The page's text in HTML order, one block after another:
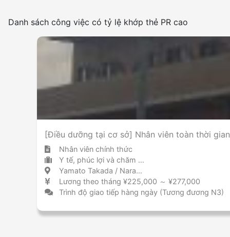
Tần suất sử dụng tiếng nhật
Cấm hút thuốc lá trong khu vực
Danh sách công việc có tỷ lệ khớp thẻ PR cao
[Điều dưỡng tại cơ sở] Nhân viên toàn thời
Nhân viên chính thức
Y tế, phúc lợi và chăm sóc cơ sở chăm sóc
Yamato Takada / Nara 大和高田 / 奈良県
Lương theo tháng ¥225,000 ～ ¥277,000
Trình độ giao tiếp hàng ngày (Tương đương N3)